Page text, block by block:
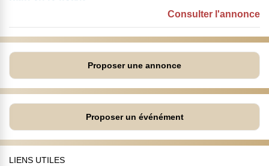
Consulter l'annonce
Proposer une annonce
Proposer un événément
LIENS UTILES